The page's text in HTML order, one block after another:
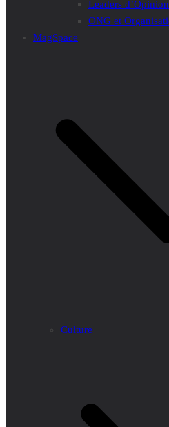
Leaders
ONG et
MagSpace
Culture